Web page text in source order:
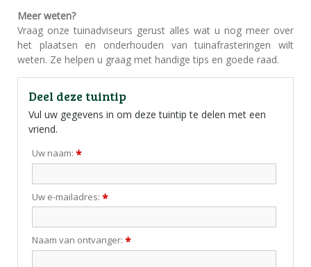
Meer weten?
Vraag onze tuinadviseurs gerust alles wat u nog meer over
het plaatsen en onderhouden van tuinafrasteringen wilt
weten. Ze helpen u graag met handige tips en goede raad.
Deel deze tuintip
Vul uw gegevens in om deze tuintip te delen met een
vriend.
Uw naam:*
Uw e-mailadres:*
Naam van ontvanger:*